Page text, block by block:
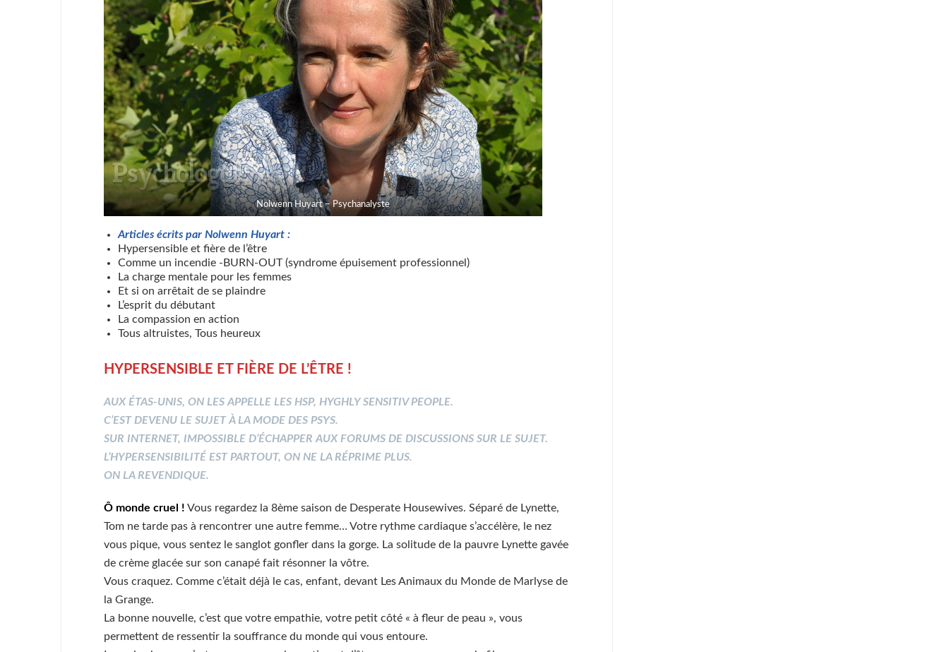
Nolwenn Huyart – Psychanalyste
Articles écrits par Nolwenn Huyart :
Hypersensible et fière de l’être
Comme un incendie -BURN-OUT (syndrome épuisement professionnel)
La charge mentale pour les femmes
Et si on arrêtait de se plaindre
L’esprit du débutant
La compassion en action
Tous altruistes, Tous heureux
HYPERSENSIBLE ET FIÈRE DE L’ÊTRE !
AUX ÉTAS-UNIS, ON LES APPELLE LES HSP, HYGHLY SENSITIV PEOPLE.
C’EST DEVENU LE SUJET À LA MODE DES PSYS.
SUR INTERNET, IMPOSSIBLE D’ÉCHAPPER AUX FORUMS DE DISCUSSIONS SUR LE SUJET.
L’HYPERSENSIBILITÉ EST PARTOUT, ON NE LA RÉPRIME PLUS.
ON LA REVENDIQUE.
Ô monde cruel ! Vous regardez la 8ème saison de Desperate Housewives. Séparé de Lynette,
Tom ne tarde pas à rencontrer une autre femme… Votre rythme cardiaque s’accélère, le nez
vous pique, vous sentez le sanglot gonfler dans la gorge. La solitude de la pauvre Lynette gavée
de crème glacée sur son canapé fait résonner la vôtre.
Vous craquez. Comme c’était déjà le cas, enfant, devant Les Animaux du Monde de Marlyse de
la Grange.
La bonne nouvelle, c’est que votre empathie, votre petit côté « à fleur de peau », vous
permettent de ressentir la souffrance du monde qui vous entoure.